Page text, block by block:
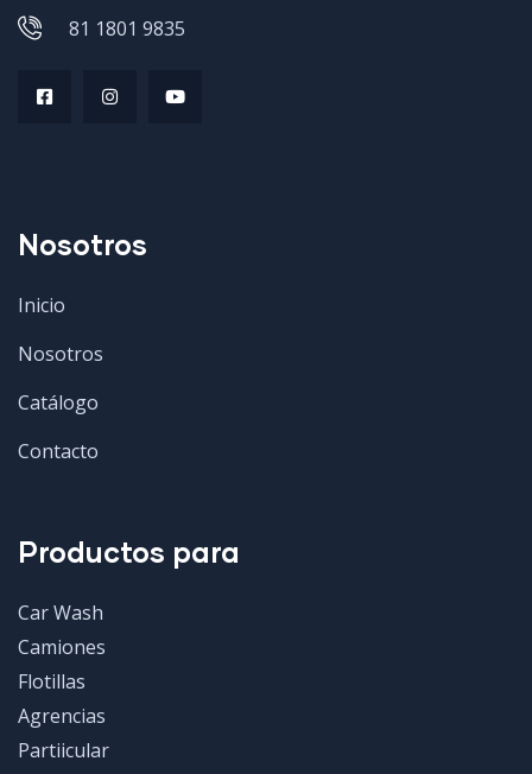
81 1801 9835
Nosotros
Inicio
Nosotros
Catálogo
Contacto
Productos para
Car Wash
Camiones
Flotillas
Agrencias
Partiicular